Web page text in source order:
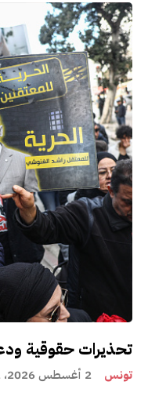
تحذيرات حقوقية
تونس 2 أغسطس 2026، 14:12 مساءً